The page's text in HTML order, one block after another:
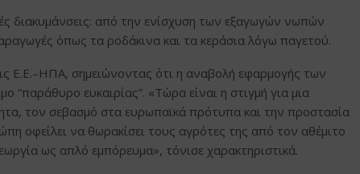
διακυμάνσεις: από την ενίσχυση των εξαγωγών νωπών
όπως τα ροδάκινα και τα κεράσια λόγω παγετού.
Ε.Ε.–ΗΠΑ, σημειώνοντας ότι η αναβολή εφαρμογής των
“παράθυρο ευκαιρίας”. «Τώρα είναι η στιγμή για μια
τον σεβασμό στα ευρωπαϊκά πρότυπα και την προστασία
οφείλει να θωρακίσει τους αγρότες της από τον αθέμιτο
ως απλό εμπόρευμα», τόνισε χαρακτηριστικά.